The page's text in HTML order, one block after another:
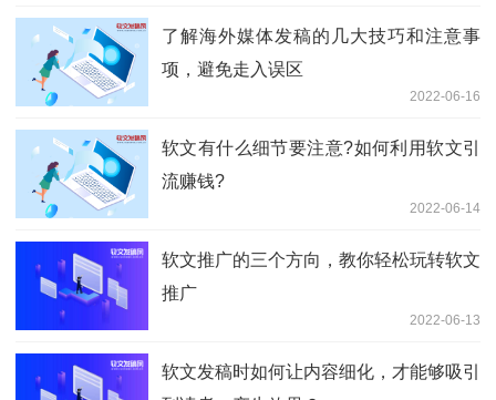
了解海外媒体发稿的几大技巧和注意事
项，避免走入误区
2022-06-16
软文有什么细节要注意?如何利用软文引
流赚钱?
2022-06-14
软文推广的三个方向，教你轻松玩转软文
推广
2022-06-13
软文发稿时如何让内容细化，才能够吸引